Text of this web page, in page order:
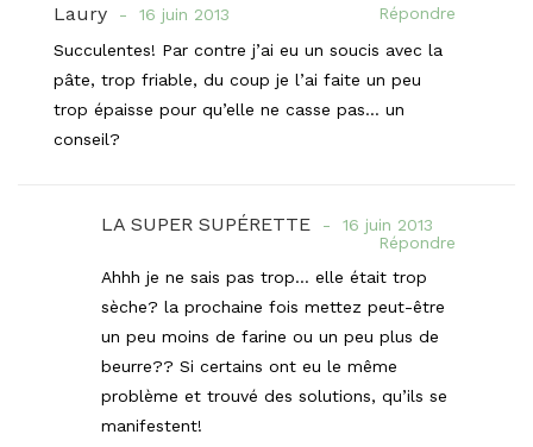
Laury 16 juin 2013
Répondre
Succulentes! Par contre j’ai eu un soucis avec la
pâte, trop friable, du coup je l’ai faite un peu
trop épaisse pour qu’elle ne casse pas… un
conseil?
LA SUPER SUPÉRETTE
16 juin 2013
Répondre
Ahhh je ne sais pas trop… elle était trop
sèche? la prochaine fois mettez peut-être
un peu moins de farine ou un peu plus de
beurre?? Si certains ont eu le même
problème et trouvé des solutions, qu’ils se
manifestent!